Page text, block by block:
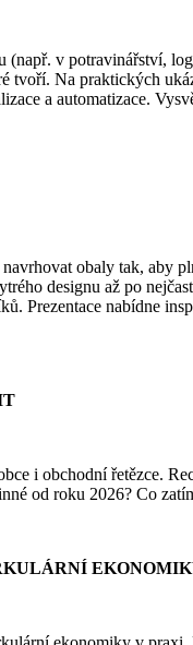
v potravinářství,
Na praktických
a automatizace.
obaly tak,
designu až po
Prezentace nabídne
i obchodní řetězce.
od roku 2026? Co